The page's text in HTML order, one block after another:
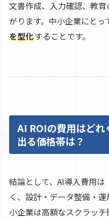
文書作成、入力確認、教
がります。中小企業にとっ
を型化することです。
AI ROIの費用はどれ
出る価格帯は？
結論として、AI導入費用
く、設計・データ整備・
小企業は高額なスクラッチ